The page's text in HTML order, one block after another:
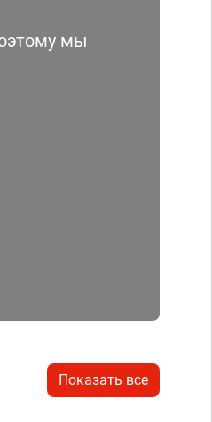
мы
Показать все